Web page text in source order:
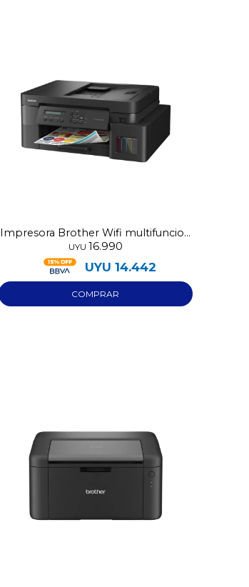
Impresora Brother Wifi multifuncion
DCP-T830DW
UYU 16.990
UYU 14.442